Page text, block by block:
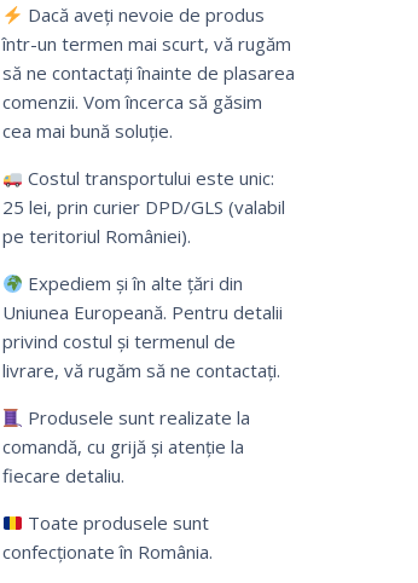
Dacă aveți nevoie de produs
într-un termen mai scurt, vă rugăm
să ne contactați înainte de plasarea
comenzii. Vom încerca să găsim
cea mai bună soluție.
Costul transportului este unic:
25 lei, prin curier DPD/GLS (valabil
pe teritoriul României).
Expediem și în alte țări din
Uniunea Europeană. Pentru detalii
privind costul și termenul de
livrare, vă rugăm să ne contactați.
Produsele sunt realizate la
comandă, cu grijă și atenție la
fiecare detaliu.
Toate produsele sunt
confecționate în România.